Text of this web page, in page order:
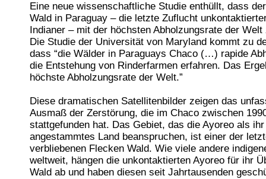
Eine neue wissenschaftliche Studie enthüllt, dass
Wald in Paraguay – die letzte Zuflucht
Indianer – mit der höchsten Abholzungsrate der
Die Studie der Universität von Maryland kommt zu
dass “die Wälder in Paraguays Chaco (…) rapide
die Entstehung von Rinderfarmen erfahren. Das
höchste Abholzungsrate der Welt.”
Diese dramatischen Satellitenbilder zeigen das
Ausmaß der Zerstörung, die im Chaco zwischen
stattgefunden hat. Das Gebiet, das die Ayoreo als ihr
angestammtes Land beanspruchen, ist einer der
verbliebenen Flecken Wald. Wie viele andere
weltweit, hängen die unkontaktierten Ayoreo für ihr
Wald ab und haben diesen seit Jahrtausenden